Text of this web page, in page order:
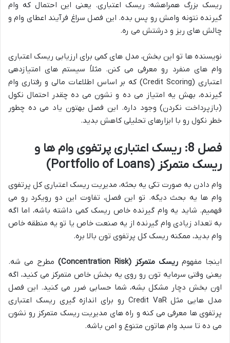
ریسک بزرگ همراهشه: ریسک اعتباری. یعنی این احتمال که وام
گیرنده نتونه وامش رو پس بده. این فصل سراغ فرآیند اعطای وام و
چالش های ریز و درشتش می ره.
نویسنده ها تو این بخش، مدل های کمی برای ارزیابی ریسک اعتباری
وام های منفرد رو معرفی می کنن. مثلاً سیستم های امتیازدهی
اعتباری (Credit Scoring) که بر اساس اطلاعات مالی و رفتاری وام
گیرنده، بهش یه امتیاز می ده و نشون می ده چقدر احتمال نکول
(بازپرداخت نکردن) وجود داره. این فصل بهتون یاد می ده چطور
خطر نکول رو با ابزارهای تحلیلی کاهش بدید.
فصل 8: ریسک اعتباری پرتفوی وام ها و
ریسک متمرکز (Portfolio of Loans)
وام دادن به صورت تکی یه بحثه، مدیریت ریسک اعتباری کل پرتفوی
وام ها یه بحث دیگه. تو این فصل، تفاوت این دو رویکرد رو می
فهمیم. شاید یه وام گیرنده خاص ریسک کمی داشته باشه، اما اگه
به تعداد زیادی وام گیرنده از یه صنعت خاص یا تو یه منطقه خاص
وام بدید، ممکنه ریسک کل پرتفوی تون بالا بره.
اینجا مفهومریسک متمرکز (Concentration Risk)
مطرح می شه.
یعنی وقتی سرمایه تون رو روی یه بخش خاص متمرکز می کنید، اگه
اون بخش دچار مشکل بشه، شما حسابی ضرر می کنید. این فصل
مدل هایی مثل Credit VaR رو برای اندازه گیری ریسک اعتباری
پرتفوی ها معرفی می کنه و راه های مدیریت ریسک متمرکز رو نشون
می ده تا سبد وام هاتون متنوع و امن باشه.